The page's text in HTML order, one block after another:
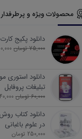
محصولات ویژه و پرطرفدار
دانلود پکیج
75,000 تومان 50,000
دانلود استوری
تبلیغات پروفایل
60,000 تومان 40,000 تومان
دانلود کتاب
در علوم باغبانی
250,000 تومان